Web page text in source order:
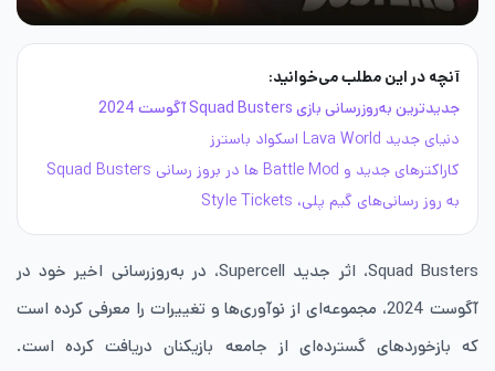
آنچه در این مطلب می‌خوانید:
جدیدترین به‌روزرسانی بازی Squad Busters آگوست 2024
دنیای جدید Lava World اسکواد باسترز
کاراکترهای جدید و Battle Mod ها در بروز رسانی Squad Busters
به روز رسانی‌های گیم پلی، Style Tickets
Squad Busters، اثر جدید Supercell، در به‌روزرسانی اخیر خود در
آگوست 2024، مجموعه‌ای از نوآوری‌ها و تغییرات را معرفی کرده است
که بازخوردهای گسترده‌ای از جامعه بازیکنان دریافت کرده است.